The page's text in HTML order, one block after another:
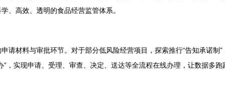
、高效、透明的食品经营监管体系。
请材料与审批环节。对于部分低风险经营项目，探索推行“告知承诺
，实现申请、受理、审查、决定、送达等全流程在线办理，让数据多跑